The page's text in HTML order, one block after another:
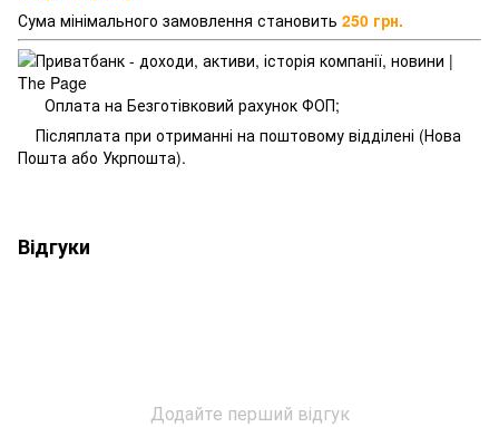
Сума мінімального замовлення становить 250 грн.
Оплата на Безготівковий рахунок ФОП;
Післяплата при отриманні на поштовому відділені (Нова
Пошта або Укрпошта).
Відгуки
Додайте перший відгук